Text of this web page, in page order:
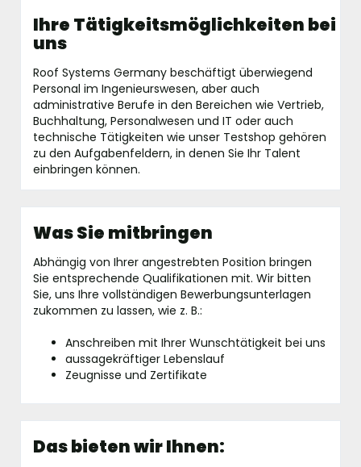
Ihre Tätigkeitsmöglichkeiten bei
uns
Roof Systems Germany beschäftigt überwiegend
Personal im Ingenieurswesen, aber auch
administrative Berufe in den Bereichen wie Vertrieb,
Buchhaltung, Personalwesen und IT oder auch
technische Tätigkeiten wie unser Testshop gehören
zu den Aufgabenfeldern, in denen Sie Ihr Talent
einbringen können.
Was Sie mitbringen
Abhängig von Ihrer angestrebten Position bringen
Sie entsprechende Qualifikationen mit. Wir bitten
Sie, uns Ihre vollständigen Bewerbungsunterlagen
zukommen zu lassen, wie z. B.:
Anschreiben mit Ihrer Wunschtätigkeit bei uns
aussagekräftiger Lebenslauf
Zeugnisse und Zertifikate
Das bieten wir Ihnen: